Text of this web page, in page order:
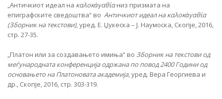
„Античкиот идеал на καλοκἀγαθίαниз призмата на
епиграфските сведоштва“ во Античкиот идеал наκαλοκἀγαθία
(Зборник на текстови), уред. Е. Џукеска – Ј. Наумоска, Скопје, 2016,
стр. 27-35.
„Платон или за создавањето имиња“ во Зборник на текстови од
меѓународната конференција одржана по повод 2400 Години од
основањето на Платоновата академија, уред. Вера Георгиева и
др., Скопје, 2016, стр. 303-319.